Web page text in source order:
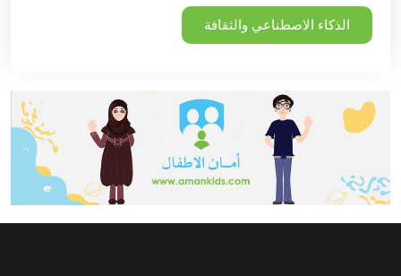
الذكاء الاصطناعي والثقافة